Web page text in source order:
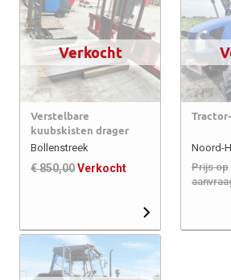
Verkocht
Verstelbare
kuubskisten drager
Bollenstreek
€ 850,00Verkocht
Noord-
Prijs op